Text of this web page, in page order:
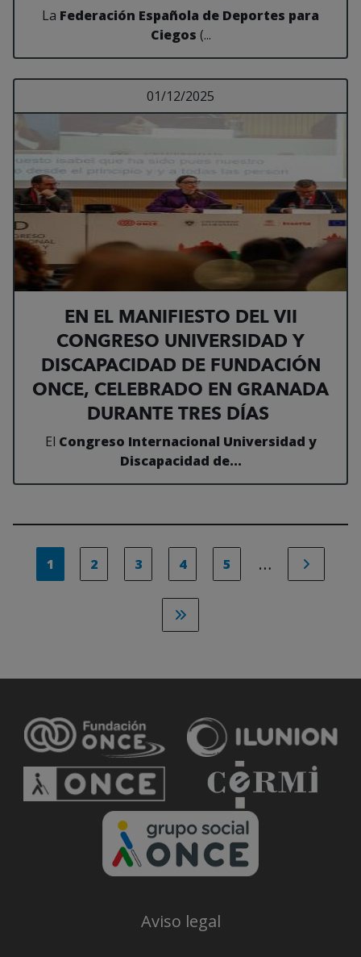
La Federación Española de Deportes para
Ciegos (...
01/12/2025
EN EL MANIFIESTO DEL VII
CONGRESO UNIVERSIDAD Y
DISCAPACIDAD DE FUNDACIÓN
ONCE, CELEBRADO EN GRANADA
DURANTE TRES DÍAS
El Congreso Internacional Universidad y
Discapacidad de...
Leer más sobre EN EL
ir a la página
1 ir a la página
2 ir a la página
3 ir a la página
4 ir a la página
5 … ir a la
ir a la última página
Aviso legal